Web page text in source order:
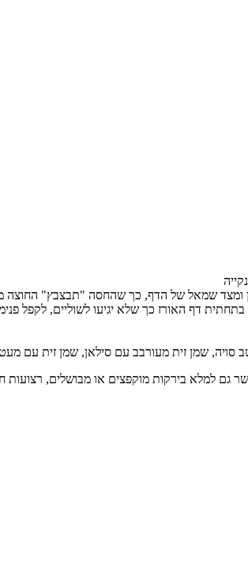
ומצד שמאל של הדף, כך שהחסה "תבצבץ" החוצה
דף האורז כך שלא יגיעו לשוליים, לקפל
סויה, שמן זית מעורבב עם סילאן, שמן זית עם
גם למלא בירקות מוקפצים או מבושלים, רצועות